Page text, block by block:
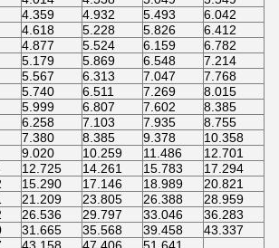
4.359 4.932 5.493 6.042
4.618 5.228 5.826 6.412
4.877 5.524 6.159 6.782
5.179 5.869 6.548 7.214
5.567 6.313 7.047 7.768
5.740 6.511 7.269 8.015
5.999 6.807 7.602 8.385
6.258 7.103 7.935 8.755
7.380 8.385 9.378 10.358
9.020 10.259 11.486 12.701
12.725 14.261 15.783 17.294
15.290 17.146 18.989 20.821
21.209 23.805 26.388 28.959
26.536 29.797 33.046 36.283
31.665 35.568 39.458 43.337